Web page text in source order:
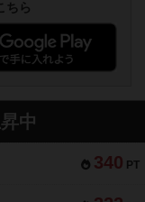
ちら
中
340 PT